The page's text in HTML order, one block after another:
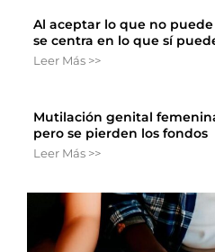
Al aceptar lo que no
se centra en lo que sí
Leer Más >>
Mutilación genital
pero se pierden los fondos
Leer Más >>